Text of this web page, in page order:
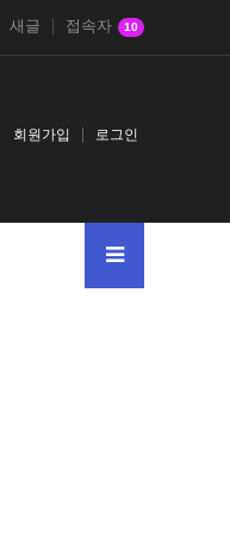
새글 접속자 10
회원가입 로그인